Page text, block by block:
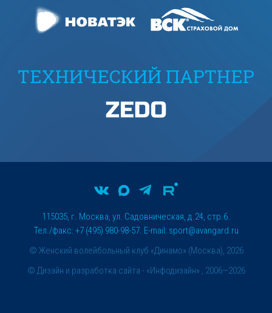
ТЕХНИЧЕСКИЙ ПАРТНЕР
© Женский волейбольный клуб «Динамо» (Москва), 2026
115035, г. Москва, ул. Садовническая, д.24, стр.6.
Тел./факс: +7 (495) 980-98-57. E-mail: sport@avangard.ru
© Дизайн и разработка сайта - «Инфодизайн» , 2006—2026